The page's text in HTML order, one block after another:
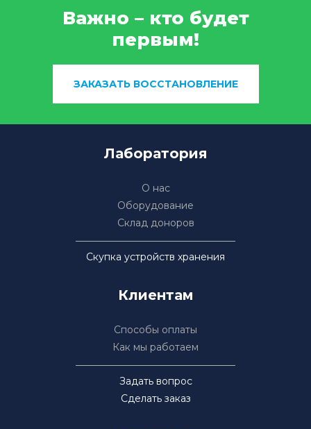
Важно – кто будет
первым!
ЗАКАЗАТЬ ВОССТАНОВЛЕНИЕ
Лаборатория
О нас
Оборудование
Склад доноров
Скупка устройств хранения
Клиентам
Способы оплаты
Как мы работаем
Задать вопрос
Сделать заказ